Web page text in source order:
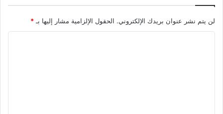
لن يتم نشر عنوان بريدك الإلكتروني. الحقول الإلزامية مشار إليها بـ *